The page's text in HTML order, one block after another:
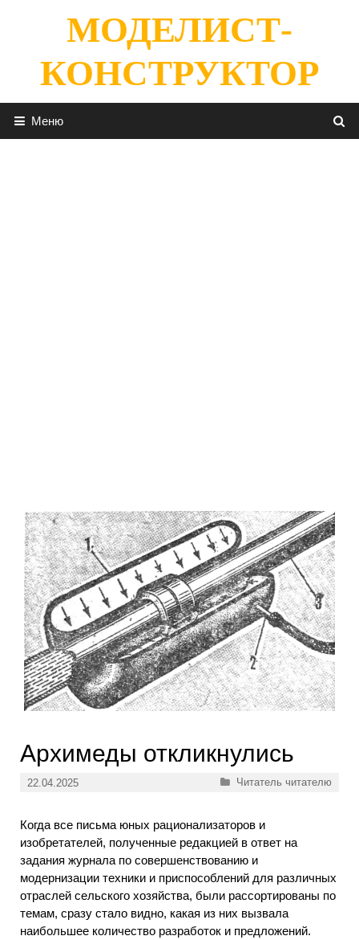
содержимомуМОДЕЛИСТ-
КОНСТРУКТОР
Меню
Архимеды откликнулись
22.04.2025 Рубрики
Читатель читателю
Когда все письма юных рационализаторов и
изобретателей, полученные редакцией в ответ на
задания журнала по совершенствованию и
модернизации техники и приспособлений для различных
отраслей сельского хозяйства, были рассортированы по
темам, сразу стало видно, какая из них вызвала
наибольшее количество разработок и предложений.